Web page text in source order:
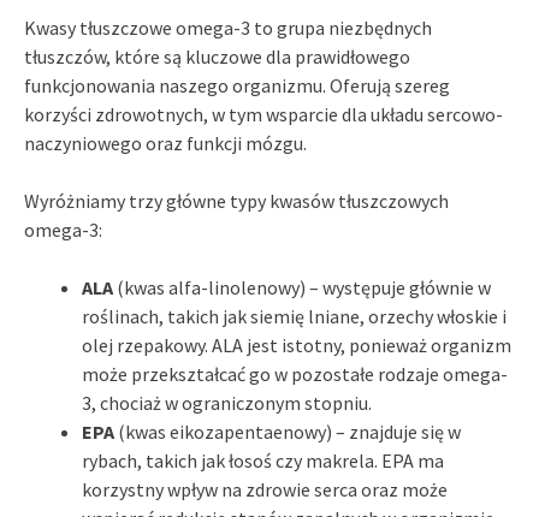
Kwasy tłuszczowe omega-3 to grupa niezbędnych
tłuszczów, które są kluczowe dla prawidłowego
funkcjonowania naszego organizmu. Oferują szereg
korzyści zdrowotnych, w tym wsparcie dla układu sercowo-
naczyniowego oraz funkcji mózgu.
Wyróżniamy trzy główne typy kwasów tłuszczowych
omega-3:
ALA (kwas alfa-linolenowy) – występuje głównie w
roślinach, takich jak siemię lniane, orzechy włoskie i
olej rzepakowy. ALA jest istotny, ponieważ organizm
może przekształcać go w pozostałe rodzaje omega-
3, chociaż w ograniczonym stopniu.
EPA (kwas eikozapentaenowy) – znajduje się w
rybach, takich jak łosoś czy makrela. EPA ma
korzystny wpływ na zdrowie serca oraz może